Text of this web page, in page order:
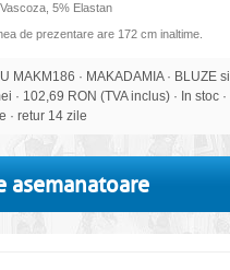
5% Elastan
de prezentare are 172 cm inaltime.
MAKM186 · MAKADAMIA · BLUZE si
· 102,69 RON (TVA inclus) · In stoc ·
· retur 14 zile
asemanatoare